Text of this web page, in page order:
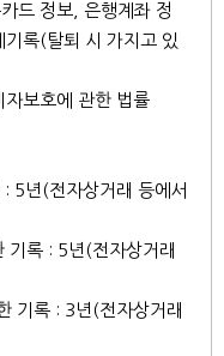
드 정보, 은행계좌 정
록(탈퇴 시 가지고 있
보호에 관한 법률
5년(전자상거래 등에서
기록 : 5년(전자상거래
기록 : 3년(전자상거래